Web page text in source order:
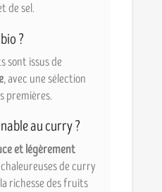
de sel.
?
sont issus de
, avec une sélection
premières.
au curry ?
et légèrement
de curry
richesse des fruits